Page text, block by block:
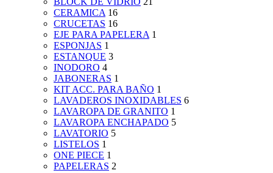
CERAMICA 16
CRUCETAS 16
EJE PARA PAPELERA 1
ESPONJAS 1
ESTANQUE 3
INODORO 4
JABONERAS 1
KIT ACC. PARA BAÑO 1
LAVADEROS INOXIDABLES 6
LAVAROPA DE GRANITO 1
LAVAROPA ENCHAPADO 5
LAVATORIO 5
LISTELOS 1
ONE PIECE 1
PAPELERAS 2